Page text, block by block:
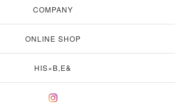
COMPANY
ONLINE SHOP
HIS×B,E&